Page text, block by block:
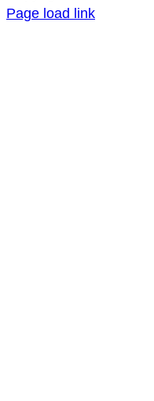
Facebook
X
Instagram
Pinterest
Page load link